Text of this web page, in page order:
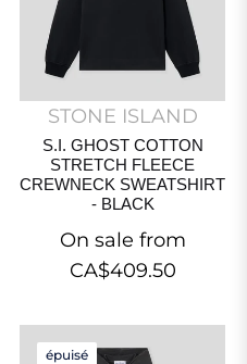
STONE ISLAND
S.I. GHOST COTTON
STRETCH FLEECE
CREWNECK SWEATSHIRT
- BLACK
On sale from
CA$409.50
épuisé